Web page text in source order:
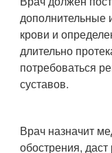
дополнительные
крови и
длительно
потребоваться
суставов.
Врач назначит
обострения,